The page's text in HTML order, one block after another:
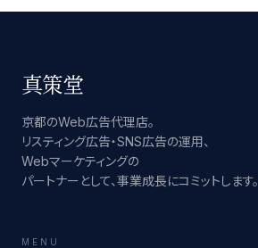
真策堂
京都のWeb広告代理店。
リスティング広告・SNS広告の運用、
Webマーケティングの
パートナーとして、事業成長にコミットします。
MENU